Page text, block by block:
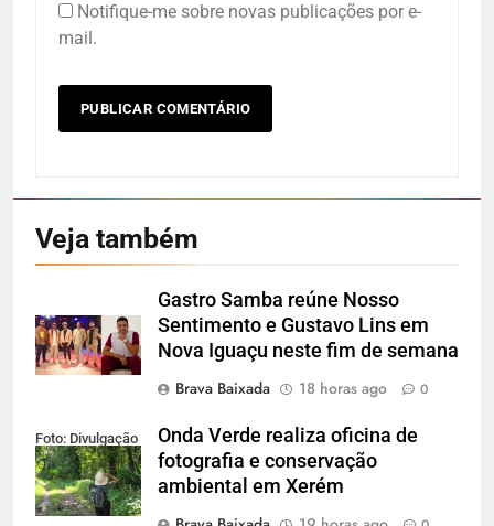
Notifique-me sobre novas publicações por e-
mail.
Veja também
Gastro Samba reúne Nosso
Sentimento e Gustavo Lins em
Nova Iguaçu neste fim de semana
Brava Baixada
18 horas ago 0
Foto: Divulgação
Onda Verde realiza oficina de
fotografia e conservação
ambiental em Xerém